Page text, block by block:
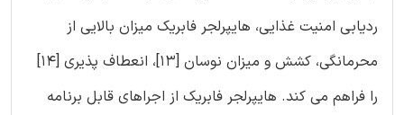
ردیابی امنیت غذایی، هایپرلجر فابریک میزان بالایی از
محرمانگی، کشش و میزان نوسان [13]، انعطاف پذیری [14]
را فراهم می کند. هایپرلجر فابریک از اجراهای قابل برنامه